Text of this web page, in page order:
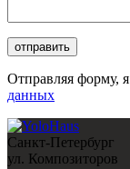
Отправляя форму,
данных
Санкт-Петербург
ул. Композиторов